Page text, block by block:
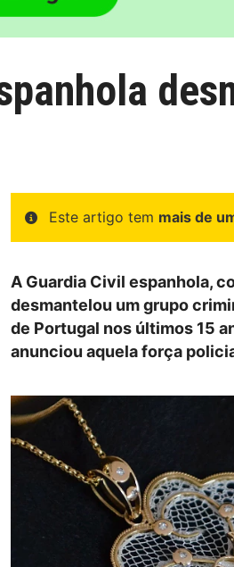
Este artigo tem mais de
A Guardia Civil espanhola,
desmantelou um grupo
de Portugal nos últimos 15
anunciou aquela força